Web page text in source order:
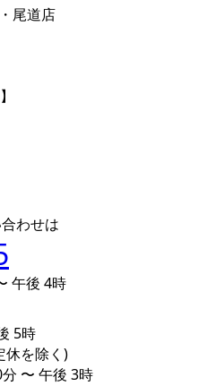
尾道店
わせは
午後 4時
5時
休を除く)
〜 午後 3時